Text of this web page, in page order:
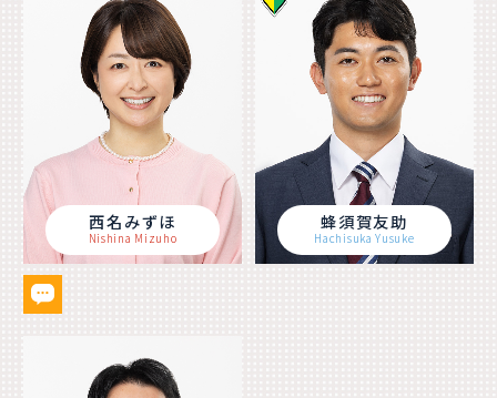
西名みずほ
Nishina Mizuho
蜂須賀友助
Hachisuka Yusuke